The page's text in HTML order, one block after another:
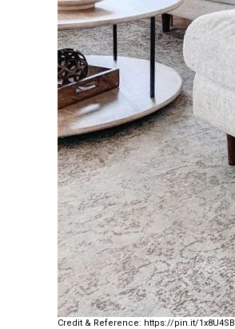
https://pin.it/1x8U4SB